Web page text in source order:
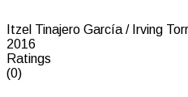
Itzel Tinajero García / Irving
2016
Ratings
(0)